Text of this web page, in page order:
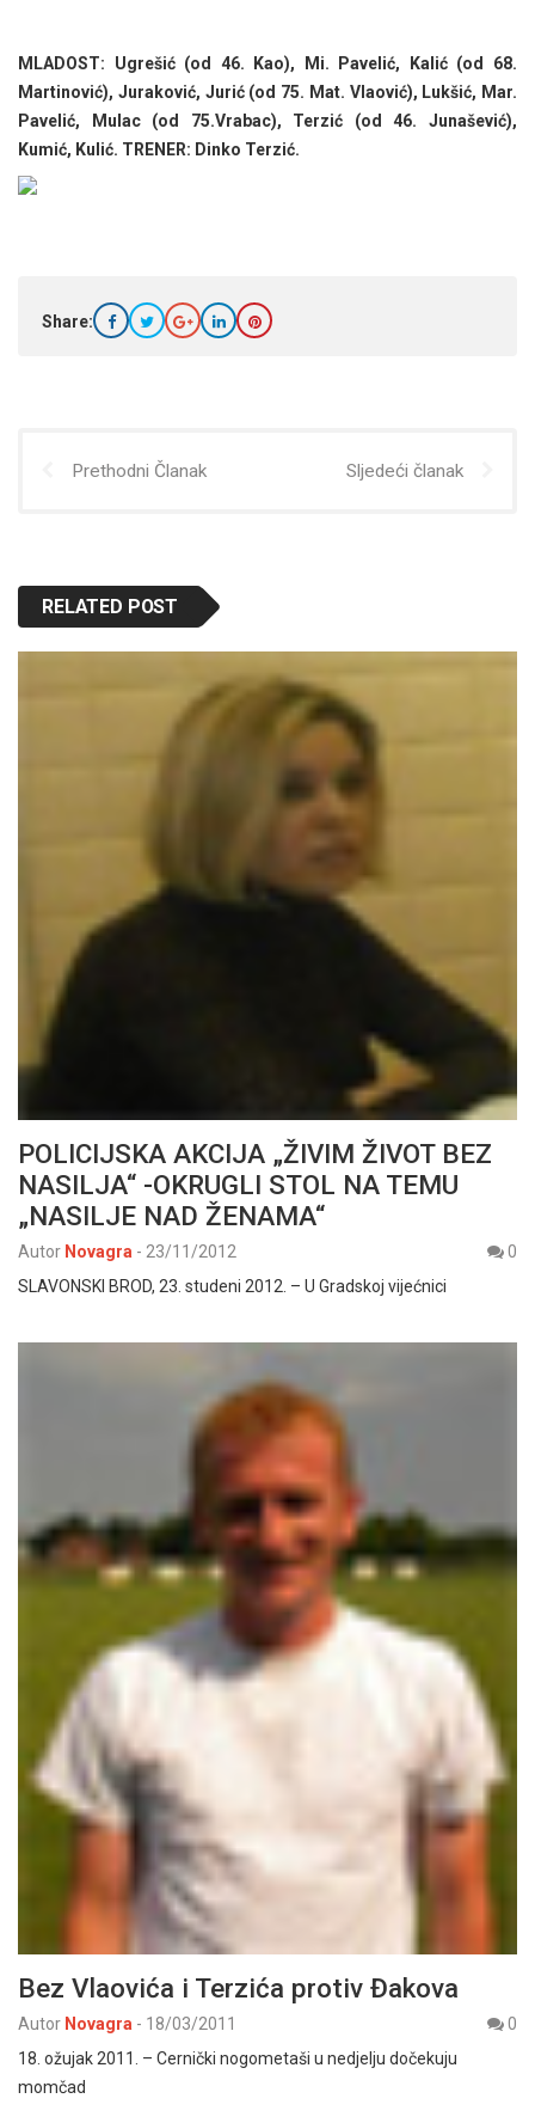
MLADOST: Ugrešić (od 46. Kao), Mi. Pavelić, Kalić (od 68.
Martinović), Juraković, Jurić (od 75. Mat. Vlaović), Lukšić, Mar.
Pavelić, Mulac (od 75.Vrabac), Terzić (od 46. Junašević),
Kumić, Kulić. TRENER: Dinko Terzić.
Share:
Prethodni Članak Sljedeći članak
RELATED POST
POLICIJSKA AKCIJA „ŽIVIM ŽIVOT BEZ
NASILJA“ -OKRUGLI STOL NA TEMU
„NASILJE NAD ŽENAMA“
Autor Novagra - 23/11/2012
0
SLAVONSKI BROD, 23. studeni 2012. – U Gradskoj vijećnici
Bez Vlaovića i Terzića protiv Đakova
Autor Novagra - 18/03/2011
0
18. ožujak 2011. – Cernički nogometaši u nedjelju dočekuju
momčad